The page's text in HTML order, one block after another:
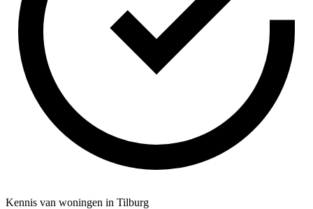
Kennis van woningen in Tilburg